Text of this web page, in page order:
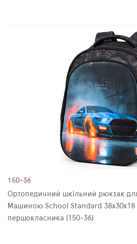
150-36
Ортопедичний шкільний рюкзак
Машиною School Standard 38х30х18
першокласника (150-36)